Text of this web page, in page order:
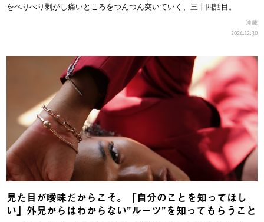
をぺりぺり剥がし痛いところをつんつん突いていく、三十四話目。
連載
2024.12.30
見た目が曖昧だからこそ。「自分のことを知ってほし
い」外見からはわからない”ルーツ”を知ってもらうこと